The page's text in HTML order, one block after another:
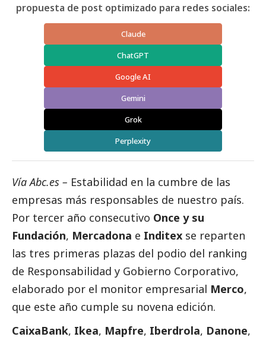
propuesta de post optimizado para redes sociales:
Claude
ChatGPT
Google AI
Gemini
Grok
Perplexity
VíaAbc.es – Estabilidad en la cumbre de las
empresas más responsables de nuestro país.
Por tercer año consecutivo Once y su
Fundación, Mercadona e Inditex se reparten
las tres primeras plazas del podio del ranking
de Responsabilidad y Gobierno Corporativo,
elaborado por el monitor empresarial Merco,
que este año cumple su novena edición.
CaixaBank, Ikea, Mapfre, Iberdrola, Danone,